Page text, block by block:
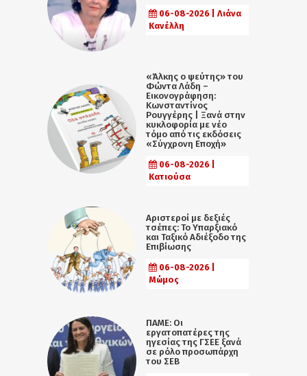
06-08-2026 | Λιάνα
Κανέλλη
«Άλκης ο ψεύτης» του
Φώντα Λάδη –
Εικονογράφηση:
Κωνσταντίνος
Ρουγγέρης | Ξανά στην
κυκλοφορία με νέο
τόμο από τις εκδόσεις
«Σύγχρονη Εποχή»
06-08-2026 |
Κατιούσα
Αριστεροί με δεξιές
τσέπες: Το Υπαρξιακό
και Ταξικό Αδιέξοδο της
Επιβίωσης
06-08-2026 |
Μώμος
ΠΑΜΕ: Οι
εργατοπατέρες της
ηγεσίας της ΓΣΕΕ ξανά
σε ρόλο προσωπάρχη
του ΣΕΒ